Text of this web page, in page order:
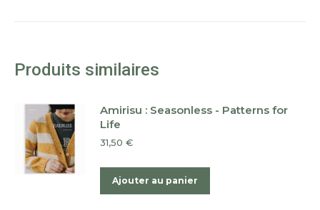
Produits similaires
Amirisu : Seasonless - Patterns for
Life
31,50 €
Ajouter au panier